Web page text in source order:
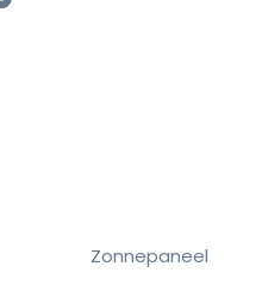
Zonnepaneel